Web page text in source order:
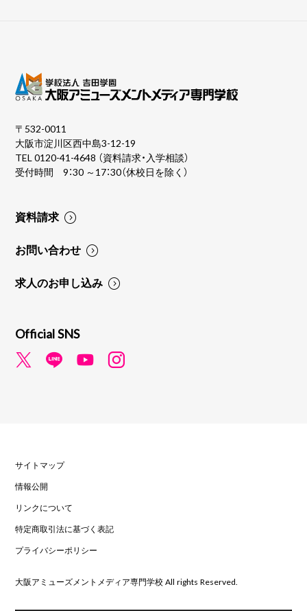
〒532-0011
大阪市淀川区西中島3-12-19
TEL0120-41-4648 （資料請求・入学相談）
受付時間 9：30 ～17：30（休校日を除く）
資料請求
お問い合わせ
求人のお申し込み
Official SNS
サイトマップ
情報公開
リンクについて
特定商取引法に基づく表記
プライバシーポリシー
大阪アミューズメントメディア専門学校 All rights Reserved.